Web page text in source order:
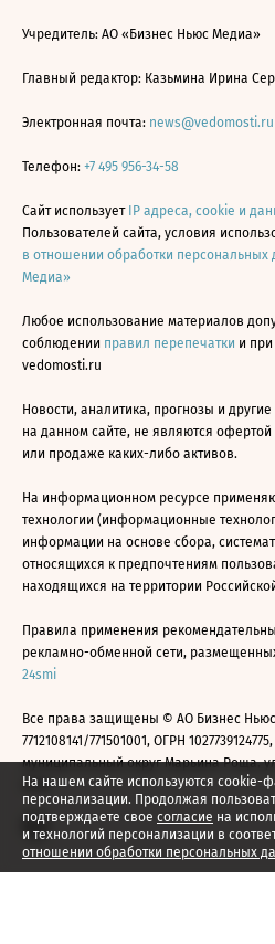
На нашем сайте используются cookie-
персонализации. Продолжая
подтверждаете свое согласие на
и технологий персонализации в
отношении обработки персональных
Учредитель: АО «Бизнес Ньюс Медиа»
Главный редактор: Казьмина Ирина
Электронная почта: news@vedomosti.ru
Телефон: +7 495 956-34-58
Сайт использует IP адреса, cookie и
Пользователей сайта, условия
в отношении обработки
Медиа»
Любое использование материалов
соблюдении правил перепечатки и
vedomosti.ru
Новости, аналитика, прогнозы и
на данном сайте, не являются
или продаже каких-либо активов.
На информационном ресурсе
технологии (информационные
информации на основе сбора,
относящихся к предпочтениям
находящихся на территории
Правила применения
рекламно-обменной сети,
24smi
Все права защищены © АО Бизнес
7712108141/771501001, ОГРН
муниципальный округ Марьина Роща,
2026